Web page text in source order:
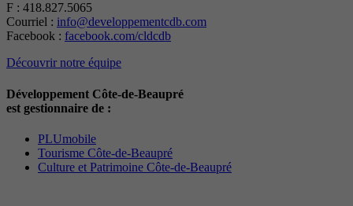
F : 418.827.5065
Courriel : info@developpementcdb.com
Facebook : facebook.com/cldcdb
Découvrir notre équipe
Développement Côte-de-Beaupré
est gestionnaire de :
PLUmobile
Tourisme Côte-de-Beaupré
Culture et Patrimoine Côte-de-Beaupré